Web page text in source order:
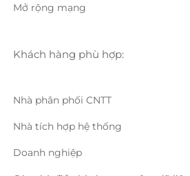
Mở rộng mạng
Khách hàng phù hợp:
Nhà phân phối CNTT
Nhà tích hợp hệ thống
Doanh nghiệp